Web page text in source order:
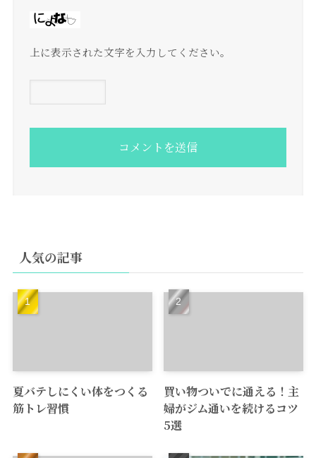
上に表示された文字を入力してください。
人気の記事
夏バテしにくい体をつくる
筋トレ習慣
買い物ついでに通える！主
婦がジム通いを続けるコツ
5選